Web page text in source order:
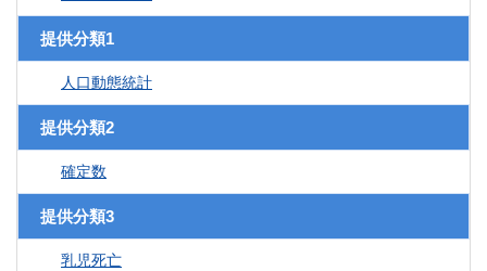
提供分類1
人口動態統計
提供分類2
確定数
提供分類3
乳児死亡